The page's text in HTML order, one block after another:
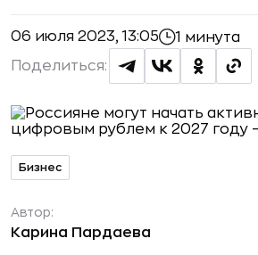
06 июля 2023, 13:05 1 минута
Поделиться:
Бизнес
Автор:
Карина Пардаева